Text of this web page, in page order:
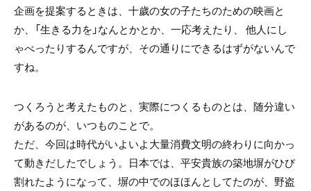
企画を提案するときは、十歲の女の子たちのための映画と
か、「生きる力を」なんとかとか、一応考えたり、 他人にし
ゃべったりするんですが、その通りにできるはずがないんで
すね。
つくろうと考えたものと、実際につくるものとは、随分違い
があるのが、いつものことで。
ただ、今回は時代がいよいよ大量消費文明の終わりに向かっ
て動きだしたでしょう。日本では、平安貴族の築地塀がひび
割れたようになって、塀の中でのほほんとしてたのが、野盗